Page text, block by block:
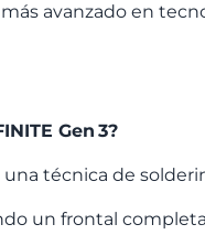
ás avanzado en
Gen 3?
técnica de
un frontal